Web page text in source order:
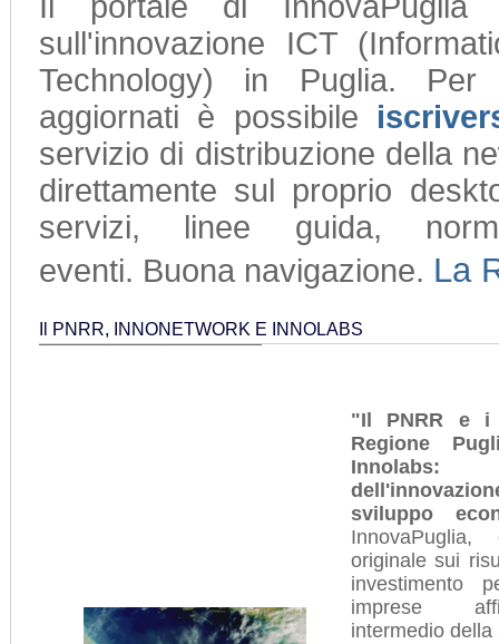
sull'innovazione ICT
Technology) in Puglia. Per
aggiornati è possibile
servizio di distribuzione della
direttamente sul proprio
servizi, linee guida,
eventi. Buona navigazione. La
Il PNRR, INNONETWORK E INNOLABS
"Il PNRR e i
Regione
sviluppo
originale sui
investimento
imprese
intermedio